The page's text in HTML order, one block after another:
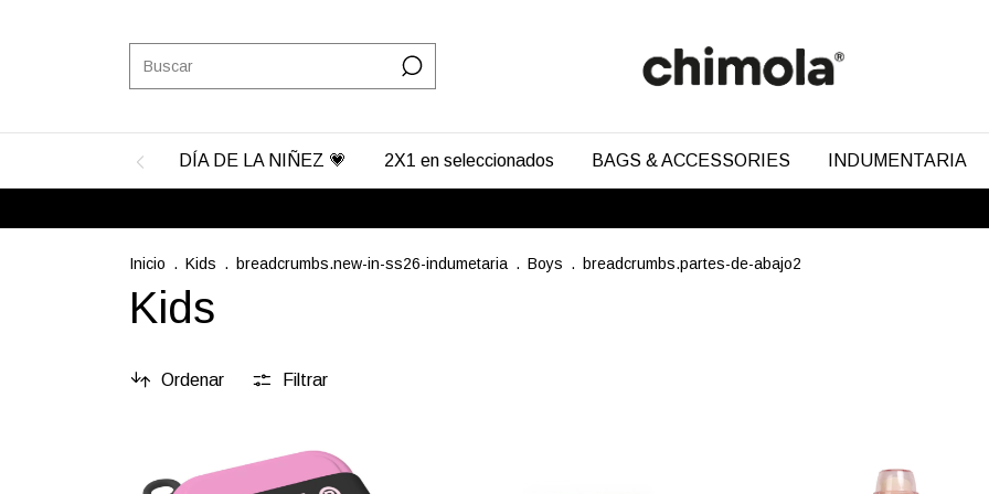
DÍA DE LA NIÑEZ 💗 2X1 en seleccionados BAGS & ACCESSORIES INDUMENTARIA
Inicio . Kids . breadcrumbs.new-in-ss26-indumetaria . Boys . breadcrumbs.partes-de-abajo2
Kids
Ordenar Filtrar